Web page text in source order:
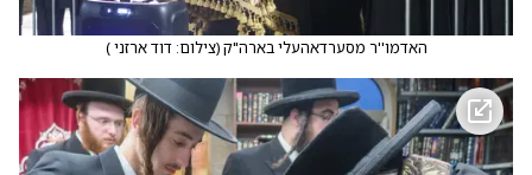
האדמו''ר מסערדאהעלי בארה"ק(צילום: דוד ארזני)